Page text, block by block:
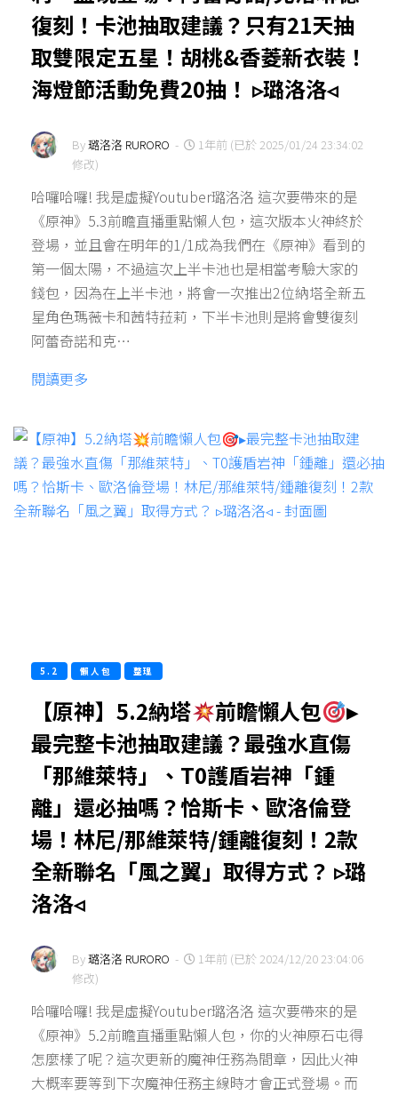
復刻！卡池抽取建議？只有21天抽
取雙限定五星！胡桃&香菱新衣裝！
海燈節活動免費20抽！ ▹璐洛洛◃
By璐洛洛 RURORO -
1年前 (已於 2025/01/24 23:34:02
修改)
哈囉哈囉! 我是虛擬Youtuber璐洛洛 這次要帶來的是
《原神》5.3前瞻直播重點懶人包，這次版本火神終於
登場，並且會在明年的1/1成為我們在《原神》看到的
第一個太陽，不過這次上半卡池也是相當考驗大家的
錢包，因為在上半卡池，將會一次推出2位納塔全新五
星角色瑪薇卡和茜特菈莉，下半卡池則是將會雙復刻
阿蕾奇諾和克…
閱讀更多
5.2 懶人包 整理
【原神】5.2納塔 前瞻懶人包
▸
最完整卡池抽取建議？最強水直傷
「那維萊特」、T0護盾岩神「鍾
離」還必抽嗎？恰斯卡、歐洛倫登
場！林尼/那維萊特/鍾離復刻！2款
全新聯名「風之翼」取得方式？ ▹璐
洛洛◃
By璐洛洛 RURORO -
1年前 (已於 2024/12/20 23:04:06
修改)
哈囉哈囉! 我是虛擬Youtuber璐洛洛 這次要帶來的是
《原神》5.2前瞻直播重點懶人包，你的火神原石屯得
怎麼樣了呢？這次更新的魔神任務為間章，因此火神
大概率要等到下次魔神任務主線時才會正式登場。而